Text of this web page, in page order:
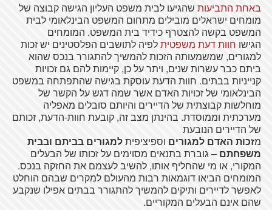
באחת התביעותשהגיעו לבית משפט העליון הגישה קבוצה של
מומחים ישראלים מובילים מתחום המשפט הבינלאומי לבית
המשפט בקשה להצטרף כידיד בית המשפט. המומחים
הגישו חוות דעת משפטיתלפיה לתושבים הפלסטינים יש זכות
למגורים, שמשמעותה הזכות להמשיך להתגורר בנכס שהוא
ביתם כבר עשרות שנים, ויתר על כן, קיימות להם גם זכויות
קנייניות בבתים. חוות הדעת עוסקת בגישה שהתפתחה במשפט
הבינלאומי של זכויות האדם אשר שמה דגש על הקשר של
מוחלשות קבוצתית של הדיירים והיותם סובלים מאפליה
מערכתית וממוסדת. בהינתן מצב זה, קובעת חוות-הדעת, זכותם
של הדיירים הנובעת
מזכות האדם למגורים וספיציפיתלמגורים בביתם ובבית
משפחתם – גוברת בתנאים מסוימים על זכותו של הבעלים
המקורי, או מי שהחליף אותו, להשיב לעצמם את החזקה בנכס.
המומחים הביאו דוגמאות רבות מהעולם למקרים שבהם הוחלט
לאפשר לדיירים ותיקים להמשיך להתגורר בבתים אפילו שנקבע
שהם אינם הבעלים המקוריים.